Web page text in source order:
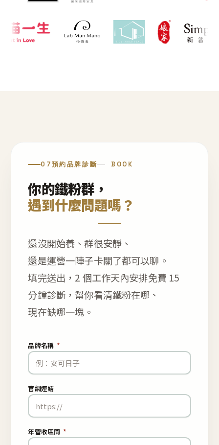
07預約品牌診斷 BOOK
你的鐵粉群，
遇到什麼問題嗎？
還沒開始養、群很安靜、
還是運營一陣子卡關了都可以聊。
填完送出，2 個工作天內安排免費 15
分鐘診斷，幫你看清鐵粉在哪、
現在缺哪一塊。
品牌名稱 *
官網連結
年營收區間 *